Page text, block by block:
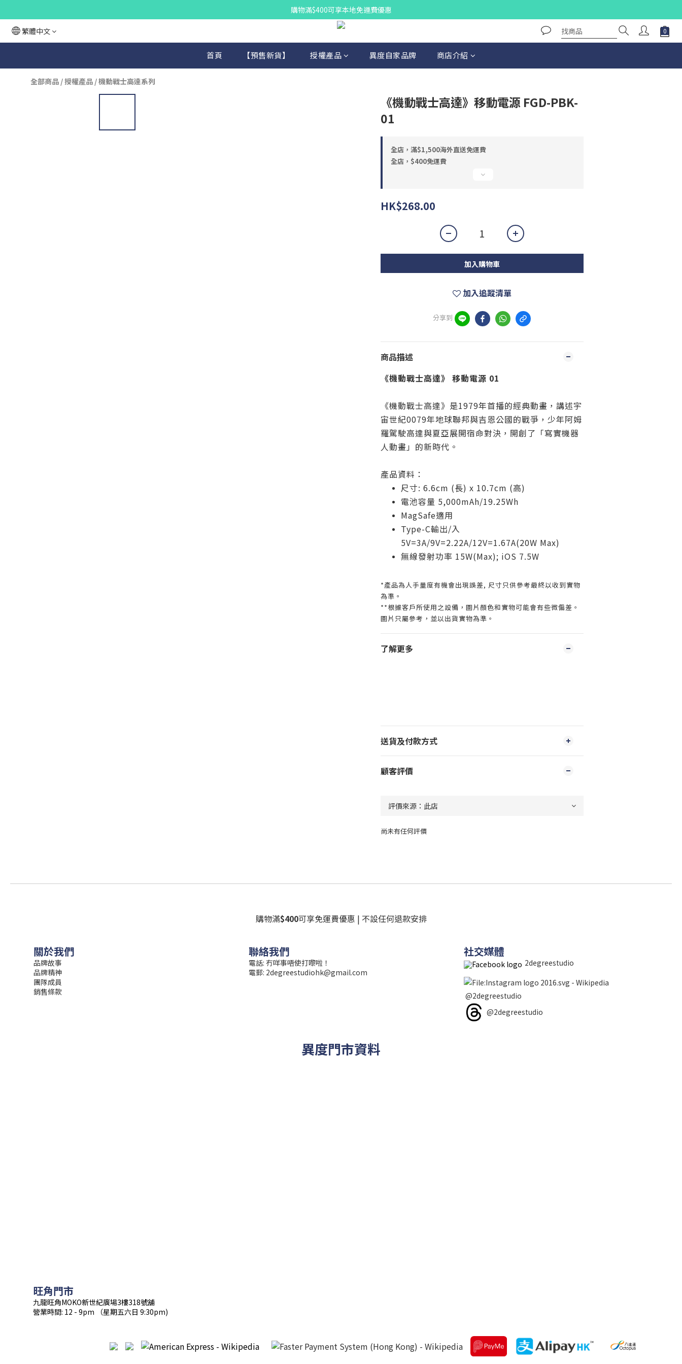
購物滿$400可享本地免運費優惠
繁體中文
首頁 【預售新貨】 授權產品 異度自家品牌 商店介紹
全部商品 /授權產品 /機動戰士高達系列
《機動戰士高達》移動電源 FGD-PBK-
01
全店，滿$1,500海外直送免運費
全店，$400免運費
HK$268.00
加入購物車
加入追蹤清單
分享到
商品描述
《機動戰士高達》 移動電源 01
《機動戰士高達》是1979年首播的經典動畫，講述宇
宙世紀0079年地球聯邦與吉恩公國的戰爭，少年阿姆
羅駕駛高達與夏亞展開宿命對決，開創了「寫實機器
人動畫」的新時代。
產品資料：
尺寸: 6.6cm (長) x 10.7cm (高)
電池容量 5,000mAh/19.25Wh
MagSafe適用
Type-C輸出/入
5V=3A/9V=2.22A/12V=1.67A(20W Max)
無線發射功率 15W(Max); iOS 7.5W
*產品為人手量度有機會出現誤差, 尺寸只供參考最終以收到實物
為準。
**根據客戶所使用之設備，圖片顏色和實物可能會有些微偏差。
圖片只屬參考，並以出貨實物為準。
了解更多
送貨及付款方式
顧客評價
尚未有任何評價
購物滿$400可享免運費優惠 | 不設任何退款安排
關於我們
品牌故事
品牌精神
團隊成員
銷售條款
聯絡我們
電話: 冇咩事唔使打嚟啦！
電郵: 2degreestudiohk@gmail.com
社交媒體
2degreestudio
@2degreestudio
@2degreestudio
異度門市資料
旺角門市
九龍旺角MOKO新世紀廣場3樓318號舖
營業時間: 12 - 9pm （星期五六日 9:30pm)